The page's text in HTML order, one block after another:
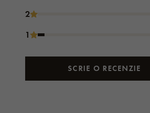
2
1
SCRIE O RECENZIE